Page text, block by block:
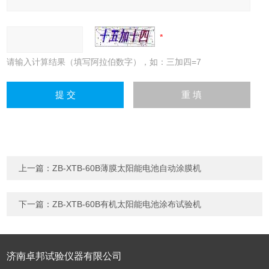
请输入计算结果（填写阿拉伯数字），如：三加四=7
上一篇：ZB-XTB-60B薄膜太阳能电池自动涂膜机
下一篇：ZB-XTB-60B有机太阳能电池涂布试验机
济南卓邦试验仪器有限公司